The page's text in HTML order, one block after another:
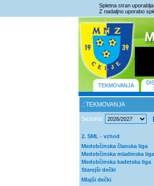
Spletna stran
Z nadaljno uporabo
TEKMOVANJA
.: TEKMOVANJA
Sezona
2. SML - vzhod
Medobčinska članska liga
Medobčinska mladinska liga
Medobčinska kadetska liga
Starejši dečki
Mlajši dečki